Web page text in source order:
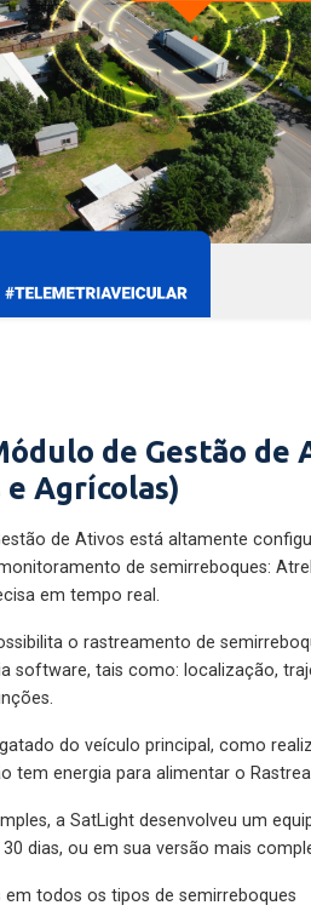
de Gestão de
e Agrícolas)
de Ativos está altamente
de semirreboques:
em tempo real.
o rastreamento de
software, tais como: localização,
do veículo principal, como
tem energia para alimentar o
a SatLight desenvolveu um
30 dias, ou em sua versão mais
em todos os tipos de semirreboques